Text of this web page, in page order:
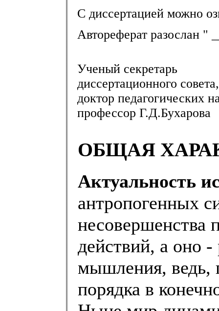
С диссертацией можно
Автореферат разослан "
Ученый секретарь
диссертационного совета,
доктор педагогических
профессор Г.Д.Бухарова
ОБЩАЯ
Актуальность
антропогенных
действий, а оно -
мышления, ведь,
порядка в